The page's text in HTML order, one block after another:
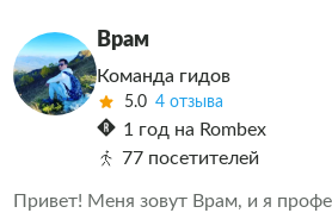
Врам
Команда гидов
5.0 4 отзыва
1 год на Rombex
77 посетителей
Привет! Меня зовут Врам, и я